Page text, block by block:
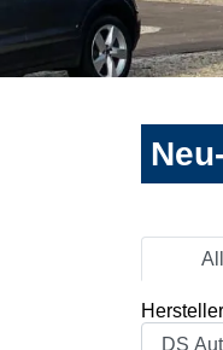
Hersteller